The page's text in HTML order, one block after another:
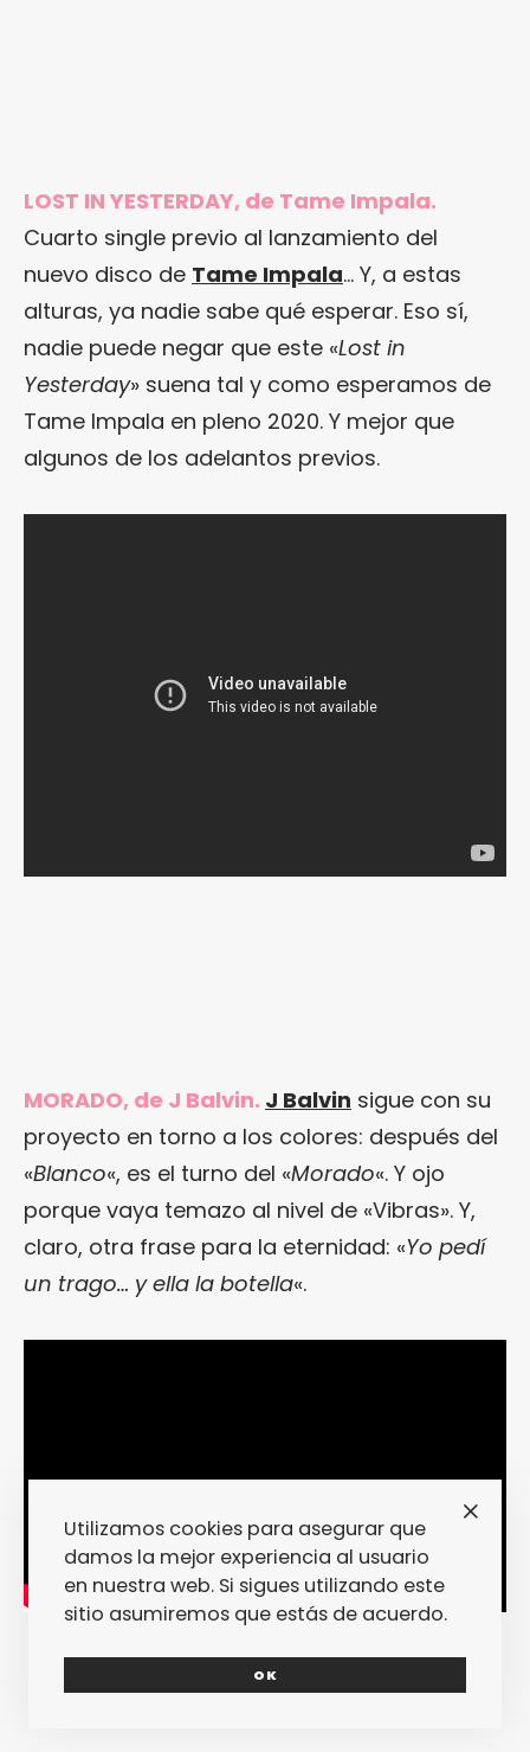
LOST IN YESTERDAY, de Tame Impala.
Cuarto single previo al lanzamiento del
nuevo disco de Tame Impala… Y, a estas
alturas, ya nadie sabe qué esperar. Eso sí,
nadie puede negar que este «Lost in
Yesterday» suena tal y como esperamos de
Tame Impala en pleno 2020. Y mejor que
algunos de los adelantos previos.
MORADO, de J Balvin. J Balvin sigue con su
proyecto en torno a los colores: después del
«Blanco«, es el turno del «Morado«. Y ojo
porque vaya temazo al nivel de «Vibras». Y,
claro, otra frase para la eternidad: «Yo pedí
un trago… y ella la botella«.
Utilizamos cookies para asegurar que
damos la mejor experiencia al usuario
en nuestra web. Si sigues utilizando este
sitio asumiremos que estás de acuerdo.
OK